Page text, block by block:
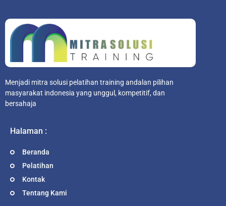
Menjadi mitra solusi pelatihan training andalan pilihan
masyarakat indonesia yang unggul, kompetitif, dan
bersahaja
Halaman :
Beranda
Pelatihan
Kontak
Tentang Kami